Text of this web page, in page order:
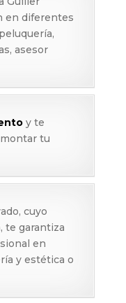
en diferentes
asesor
y te
tu
cuyo
te garantiza
en
y estética o